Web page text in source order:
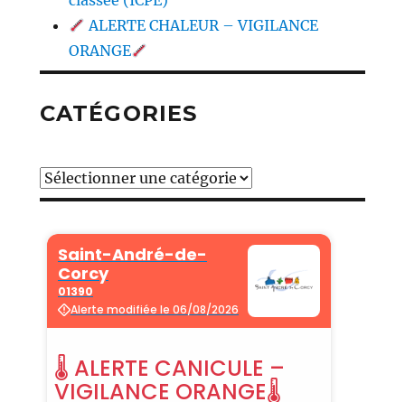
ALERTE CHALEUR – VIGILANCE
ORANGE
CATÉGORIES
Catégories